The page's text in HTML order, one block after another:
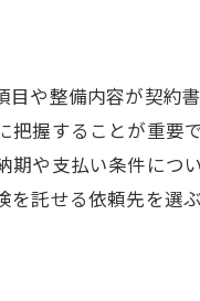
や整備内容が契約
握することが重要
や支払い条件につ
託せる依頼先を選